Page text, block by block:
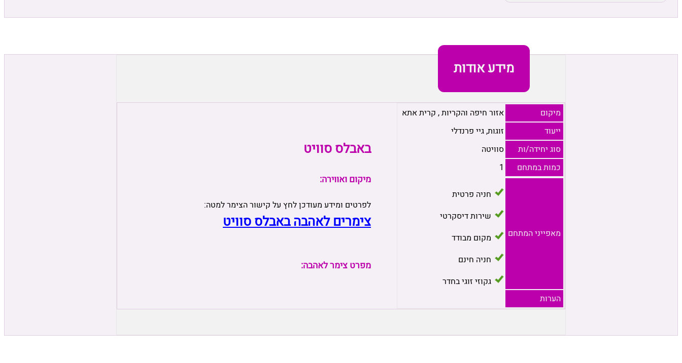
מידע אודות
מיקום אזור חיפה והקריות, קרית אתא
ייעוד
זוגות, גיי פרנדלי
סוג יחידה/ות
סוויטה
כמות במתחם
1
מאפייני המתחם
חניה פרטית
שירות דיסקרטי
מקום מבודד
חניה חינם
גקוזי זוגי בחדר
הערות
באבלס סוויט
מיקום ואווירה:
לפרטים ומידע מעודכן לחץ על קישור הצימר למטה:
צימרים לאהבה באבלס סוויט
מפרט צימר לאהבה: